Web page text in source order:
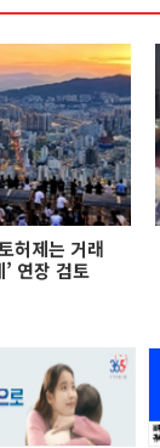
허제는 거래
연장 검토